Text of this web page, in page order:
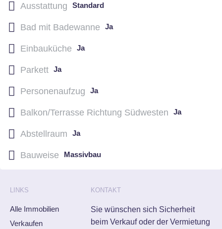
Ausstattung Standard
Bad mit Badewanne Ja
Einbauküche Ja
Parkett Ja
Personenaufzug Ja
Balkon/Terrasse Richtung Südwesten Ja
Abstellraum Ja
Bauweise Massivbau
LINKS
Alle Immobilien
Verkaufen
KONTAKT
Sie wünschen sich Sicherheit
beim Verkauf oder der Vermietung